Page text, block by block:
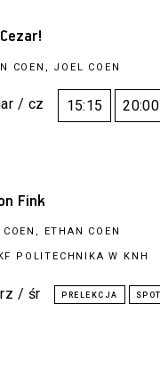
COEN, JOEL COEN
/ cz 15:15 20:00
Fink
ETHAN COEN
POLITECHNIKA W KNH
/ śr